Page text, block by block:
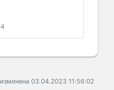
03.04.2023 11:56:02